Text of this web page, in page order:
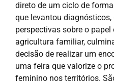
direto de um ciclo de
que levantou diagnósticos,
perspectivas sobre o papel
agricultura familiar,
decisão de realizar um
uma feira que valorize o
feminino nos territórios.